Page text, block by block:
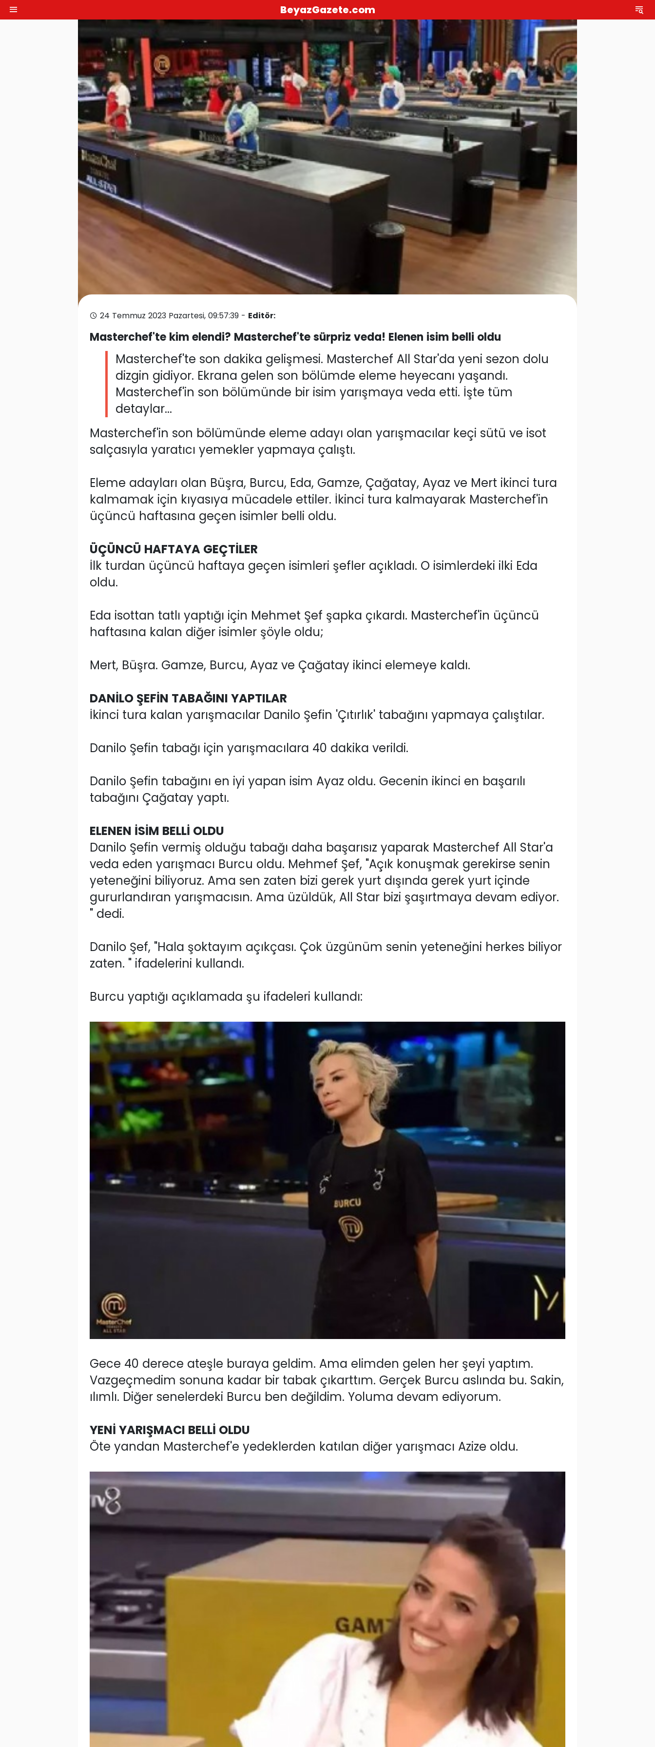
BeyazGazete.com
24 Temmuz 2023 Pazartesi, 09:57:39 - Editör:
Masterchef'te kim elendi? Masterchef'te sürpriz veda! Elenen isim belli oldu
Masterchef'te son dakika gelişmesi. Masterchef All Star'da yeni sezon dolu
dizgin gidiyor. Ekrana gelen son bölümde eleme heyecanı yaşandı.
Masterchef'in son bölümünde bir isim yarışmaya veda etti. İşte tüm
detaylar...
Masterchef'in son bölümünde eleme adayı olan yarışmacılar keçi sütü ve isot
salçasıyla yaratıcı yemekler yapmaya çalıştı.
Eleme adayları olan Büşra, Burcu, Eda, Gamze, Çağatay, Ayaz ve Mert ikinci tura
kalmamak için kıyasıya mücadele ettiler. İkinci tura kalmayarak Masterchef'in
üçüncü haftasına geçen isimler belli oldu.
ÜÇÜNCÜ HAFTAYA GEÇTİLER
İlk turdan üçüncü haftaya geçen isimleri şefler açıkladı. O isimlerdeki ilki Eda
oldu.
Eda isottan tatlı yaptığı için Mehmet Şef şapka çıkardı. Masterchef'in üçüncü
haftasına kalan diğer isimler şöyle oldu;
Mert, Büşra. Gamze, Burcu, Ayaz ve Çağatay ikinci elemeye kaldı.
DANİLO ŞEFİN TABAĞINI YAPTILAR
İkinci tura kalan yarışmacılar Danilo Şefin 'Çıtırlık' tabağını yapmaya çalıştılar.
Danilo Şefin tabağı için yarışmacılara 40 dakika verildi.
Danilo Şefin tabağını en iyi yapan isim Ayaz oldu. Gecenin ikinci en başarılı
tabağını Çağatay yaptı.
ELENEN İSİM BELLİ OLDU
Danilo Şefin vermiş olduğu tabağı daha başarısız yaparak Masterchef All Star'a
veda eden yarışmacı Burcu oldu. Mehmef Şef, "Açık konuşmak gerekirse senin
yeteneğini biliyoruz. Ama sen zaten bizi gerek yurt dışında gerek yurt içinde
gururlandıran yarışmacısın. Ama üzüldük, All Star bizi şaşırtmaya devam ediyor.
" dedi.
Danilo Şef, "Hala şoktayım açıkçası. Çok üzgünüm senin yeteneğini herkes biliyor
zaten. " ifadelerini kullandı.
Burcu yaptığı açıklamada şu ifadeleri kullandı:
Gece 40 derece ateşle buraya geldim. Ama elimden gelen her şeyi yaptım.
Vazgeçmedim sonuna kadar bir tabak çıkarttım. Gerçek Burcu aslında bu. Sakin,
ılımlı. Diğer senelerdeki Burcu ben değildim. Yoluma devam ediyorum.
YENİ YARIŞMACI BELLİ OLDU
Öte yandan Masterchef'e yedeklerden katılan diğer yarışmacı Azize oldu.